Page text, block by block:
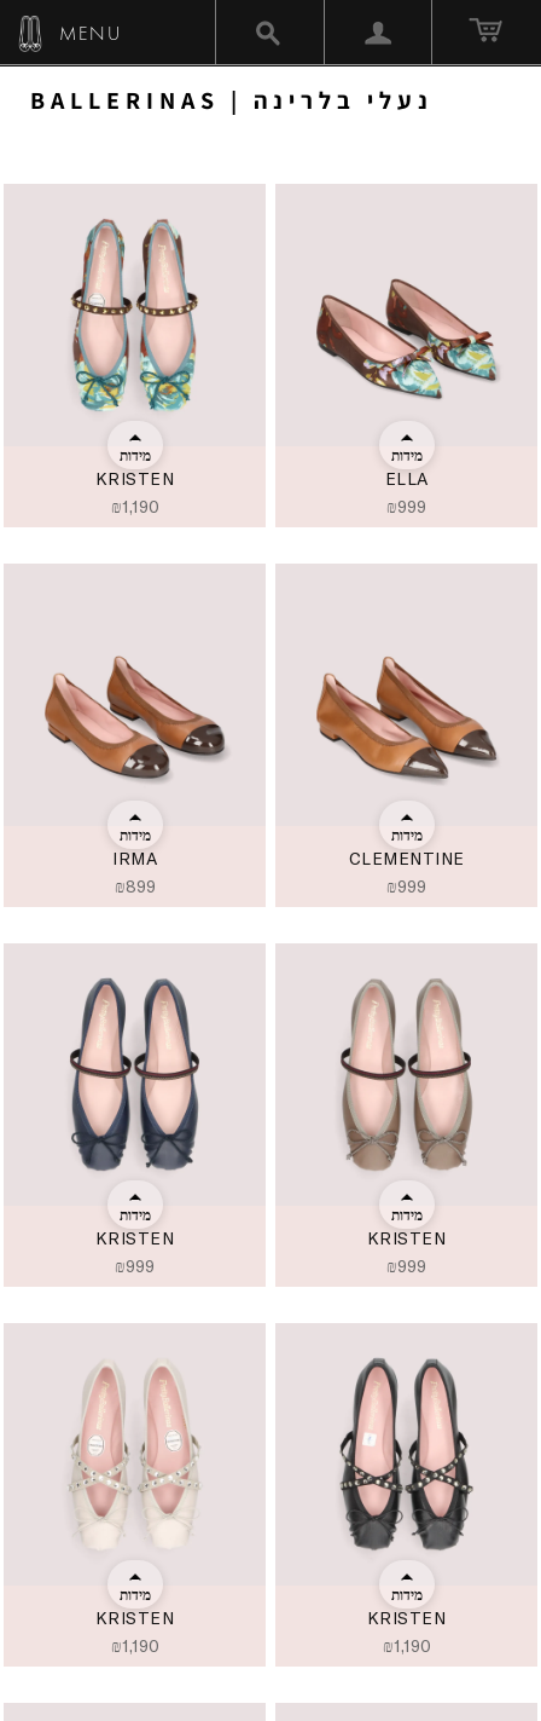
MENU
BALLERINAS | נעלי בלרינה
KRISTEN
₪1,190
מידות
ELLA
₪999
מידות
IRMA
₪899
מידות
CLEMENTINE
₪999
מידות
KRISTEN
₪999
מידות
KRISTEN
₪999
מידות
KRISTEN
₪1,190
מידות
KRISTEN
₪1,190
מידות